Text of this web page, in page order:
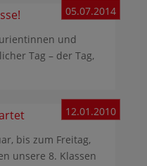
05.07.2014
und
Tag – der Tag,
12.01.2010
bis zum Freitag,
unsere 8. Klassen